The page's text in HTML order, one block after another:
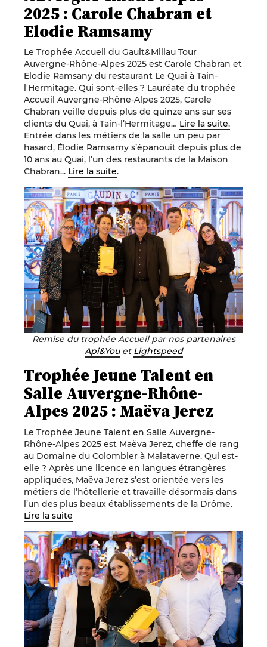
2025 : Carole Chabran et
Elodie Ramsamy
Le Trophée Accueil du Gault&Millau Tour
Auvergne-Rhône-Alpes 2025 est Carole Chabran et
Elodie Ramsany du restaurant Le Quai à Tain-
l'Hermitage. Qui sont-elles ? Lauréate du trophée
Accueil Auvergne-Rhône-Alpes 2025, Carole
Chabran veille depuis plus de quinze ans sur ses
clients du Quai, à Tain-l’Hermitage… Lire la suite.
Entrée dans les métiers de la salle un peu par
hasard, Élodie Ramsamy s’épanouit depuis plus de
10 ans au Quai, l’un des restaurants de la Maison
Chabran... Lire la suite.
Remise du trophée Accueil par nos partenaires
Api&Youet Lightspeed
Trophée Jeune Talent en
Salle Auvergne-Rhône-
Alpes 2025 : Maëva Jerez
Le Trophée Jeune Talent en Salle Auvergne-
Rhône-Alpes 2025 est Maëva Jerez, cheffe de rang
au Domaine du Colombier à Malataverne. Qui est-
elle ? Après une licence en langues étrangères
appliquées, Maëva Jerez s’est orientée vers les
métiers de l’hôtellerie et travaille désormais dans
l’un des plus beaux établissements de la Drôme.
Lire la suite